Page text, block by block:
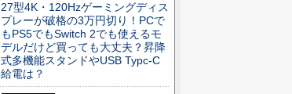
27型4K・120Hzゲーミングディス
プレーが破格の3万円切り！PCで
もPS5でもSwitch 2でも使えるモ
デルだけど買っても大丈夫？昇降
式多機能スタンドやUSB Typc-C
給電は？